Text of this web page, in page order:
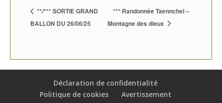
**/*** SORTIE GRAND
BALLON DU 26/06/25
*** Randonnée Taennchel –
Montagne des dieux
Déclaration de confidentialité
Politique de cookies
Avertissement